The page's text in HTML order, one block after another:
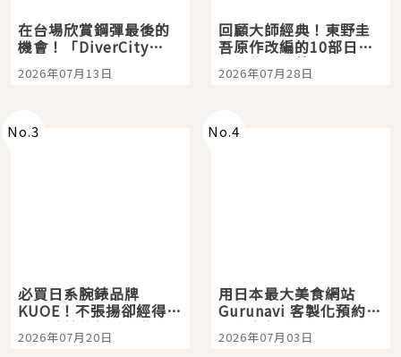
在台場欣賞鋼彈最後的
機會！「DiverCity
Tokyo Plaza」搭船、
購物、美食及夜景，一
2026年07月13日
回顧大師經典！東野圭
吾原作改編的10部日本
影視作品推薦
2026年07月28日
No.3
必買日系腕錶品牌
KUOE！不張揚卻經得起
時間洗鍊的經典之作五
選
2026年07月20日
No.4
用日本最大美食網站
Gurunavi 客製化預約九
大都市餐廳，打造專屬
美食體驗！
2026年07月03日